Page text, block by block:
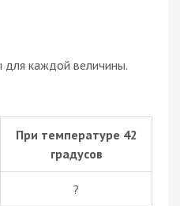
каждой величины.
При температуре 42
градусов
?